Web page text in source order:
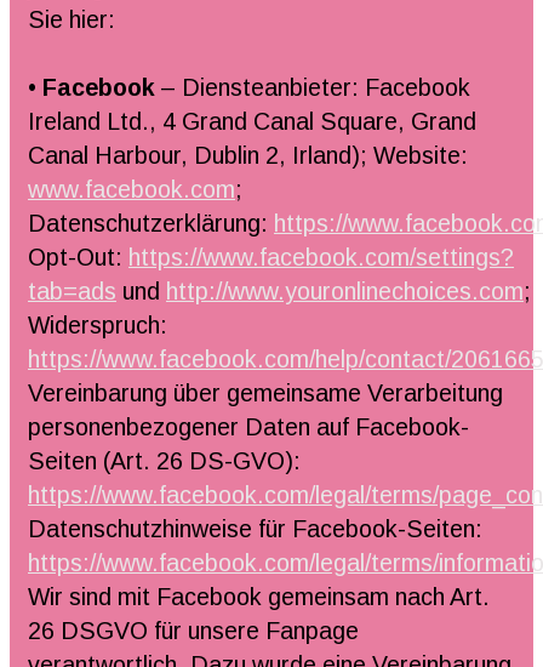
Sie hier:
• Facebook – Diensteanbieter: Facebook
Ireland Ltd., 4 Grand Canal Square, Grand
Canal Harbour, Dublin 2, Irland); Website:
www.facebook.com;
Datenschutzerklärung: https://
Opt-Out: https://www.facebook.com/settings?
tab=ads und http://www.youronlinechoices.com;
Widerspruch:
https://www.facebook.com/help/contact/
Vereinbarung über gemeinsame Verarbeitung
personenbezogener Daten auf Facebook-
Seiten (Art. 26 DS-GVO):
https://www.facebook.com/legal/terms/
Datenschutzhinweise für Facebook-Seiten:
https://www.facebook.com/legal/terms/
Wir sind mit Facebook gemeinsam nach Art.
26 DSGVO für unsere Fanpage